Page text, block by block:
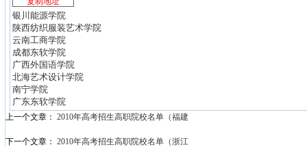
银川能源学院
陕西纺织服装艺术学院
云南工商学院
成都东软学院
广西外国语学院
北海艺术设计学院
南宁学院
广东东软学院
上一个文章： 2010年高考招生高职院校名单（福建
下一个文章： 2010年高考招生高职院校名单（浙江